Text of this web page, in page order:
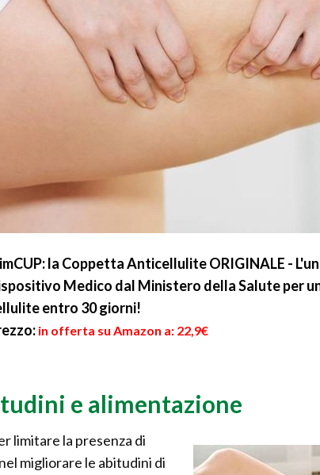
la Coppetta Anticellulite ORIGINALE -
Medico dal Ministero della Salute per
entro 30 giorni!
in offerta su Amazon a: 22,9€
e alimentazione
limitare la presenza di
migliorare le abitudini di